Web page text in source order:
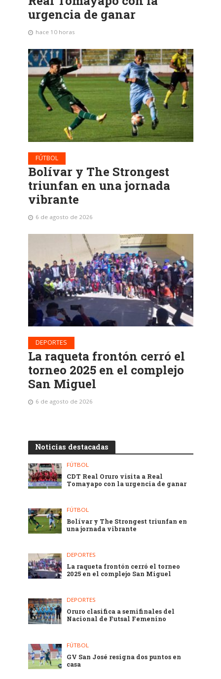
urgencia de ganar
hace 10 horas
FÚTBOL
Bolívar y The Strongest
triunfan en una jornada
vibrante
6 de agosto de 2026
DEPORTES
La raqueta frontón cerró el
torneo 2025 en el complejo
San Miguel
6 de agosto de 2026
Noticias destacadas
FÚTBOL
CDT Real Oruro visita a Real
Tomayapo con la urgencia de ganar
FÚTBOL
Bolívar y The Strongest triunfan en
una jornada vibrante
DEPORTES
La raqueta frontón cerró el torneo
2025 en el complejo San Miguel
DEPORTES
Oruro clasifica a semifinales del
Nacional de Futsal Femenino
FÚTBOL
GV San José resigna dos puntos en
casa